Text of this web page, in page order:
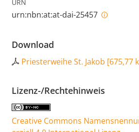
URN
urn:nbn:at:at-dai-25457
Download
Priesterweihe St. Jakob [675,77
Lizenz-/Rechtehinweis
Creative Commons